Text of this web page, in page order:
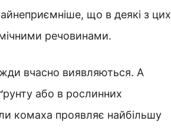
що в деякі з цих
речовинами.
вчасно виявляються. А
або в рослинних
комаха проявляє найбільшу